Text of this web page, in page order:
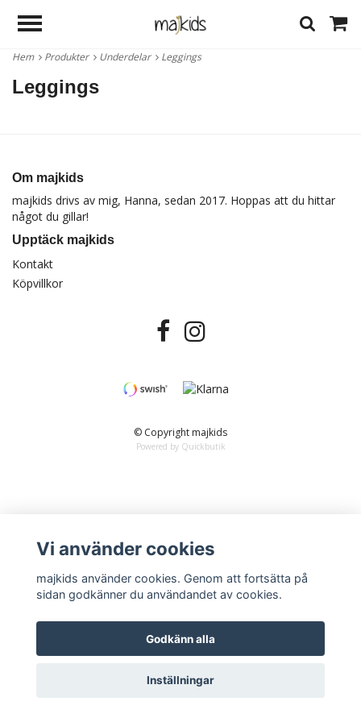
Hem Produkter Underdelar Leggings
Leggings
Om majkids
majkids drivs av mig, Hanna, sedan 2017. Hoppas att du hittar
något du gillar!
Upptäck majkids
Kontakt
Köpvillkor
© Copyright majkids
Powered by Quickbutik
Vi använder cookies
majkids använder cookies. Genom att fortsätta på
sidan godkänner du användandet av cookies.
Godkänn alla
Inställningar